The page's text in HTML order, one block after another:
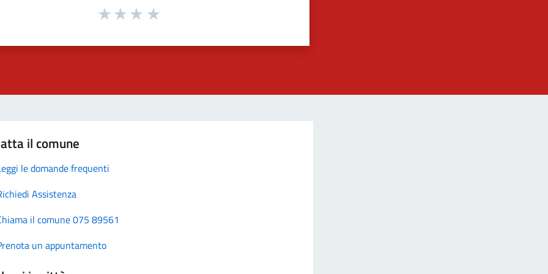
il comune
le domande frequenti
Assistenza
il comune 075 89561
un appuntamento